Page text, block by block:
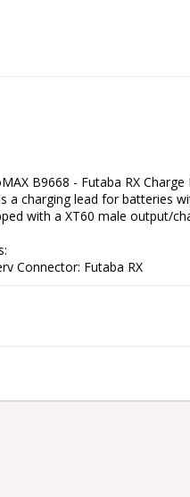
B9668 - Futaba RX
a charging lead for batteries
with a XT60 male output/
Connector: Futaba RX